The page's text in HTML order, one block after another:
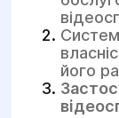
його